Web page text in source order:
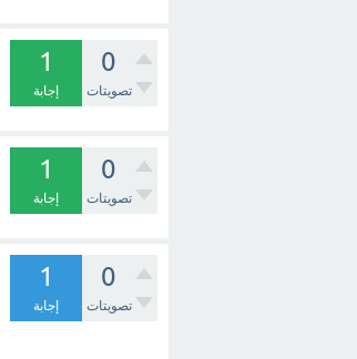
0
تصويتات
1
إجابة
0
تصويتات
1
إجابة
0
تصويتات
1
إجابة